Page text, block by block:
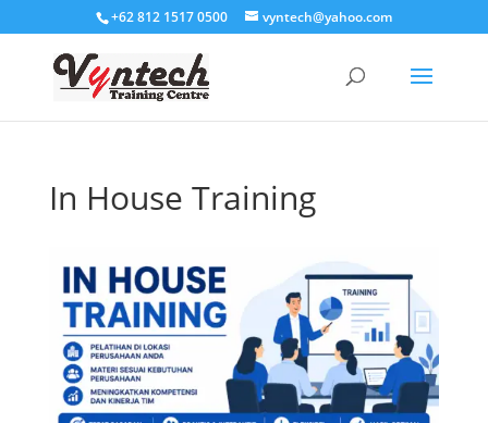
+62 812 1517 0500 vyntech@yahoo.com
In House Training